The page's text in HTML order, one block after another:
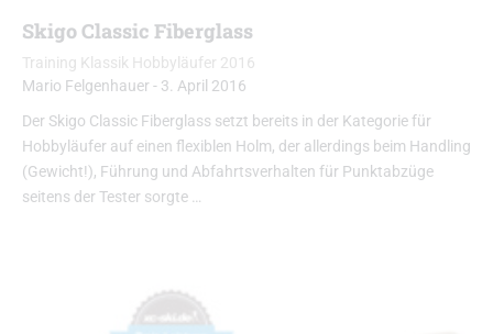
Skigo Classic Fiberglass
Training Klassik Hobbyläufer 2016
Mario Felgenhauer - 3. April 2016
Der Skigo Classic Fiberglass setzt bereits in der Kategorie für
Hobbyläufer auf einen flexiblen Holm, der allerdings beim Handling
(Gewicht!), Führung und Abfahrtsverhalten für Punktabzüge
seitens der Tester sorgte …